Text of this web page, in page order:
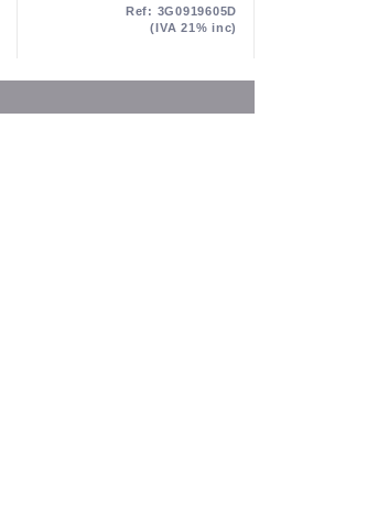
Ref: 3G0919605D
(IVA 21% inc)